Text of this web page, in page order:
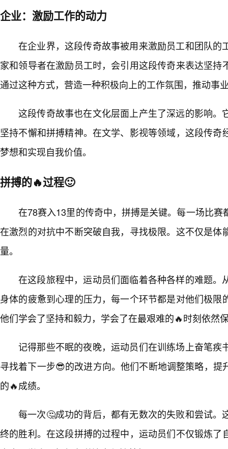
企业：激励工作的动力
在企业界，这段传奇故事被用来激励员工和团队的
家和领导者在激励员工时，会引用这段传奇来表达坚持
通过这种方式，营造一种积极向上的工作氛围，推动事
这段传奇故事也在文化层面上产生了深远的影响。
坚持不懈和拼搏精神。在文学、影视等领域，这段传奇
梦想和实现自我价值。
拼搏的🔥过程🙂
在78赛入13里的传奇中，拼搏是关键。每一场比
在激烈的对抗中不断突破自我，寻找极限。这不仅是体
量。
在这段旅程中，运动员们面临着各种各样的难题。
身体的疲惫到心理的压力，每一个环节都是对他们极限
他们学会了坚持和毅力，学会了在最艰难的🔥时刻依然
记得那些不眠的夜晚，运动员们在训练场上奋笔疾
寻找着下一步😎的改进方向。他们不断地调整策略，提
的🔥成绩。
每一次🤔成功的背后，都有无数次的失败和尝试。
终的胜利。在这段拼搏的过程中，运动员们不仅锻炼了